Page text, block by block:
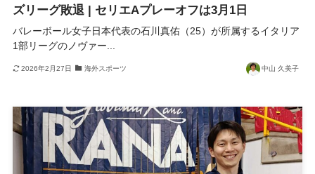
ズリーグ敗退 | セリエAプレーオフは3月1日
バレーボール女子日本代表の石川真佑（25）が所属するイタリア
1部リーグのノヴァー...
2026年2月27日 海外スポーツ 中山 久美子